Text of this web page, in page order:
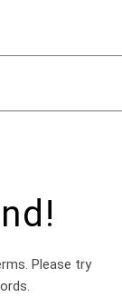
Please try